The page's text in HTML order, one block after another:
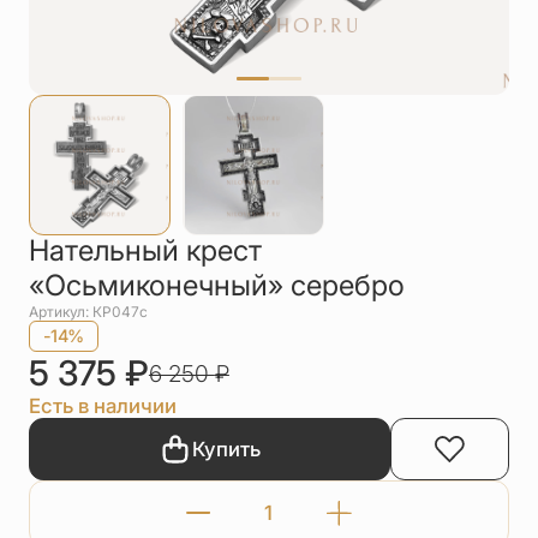
Чётки
Шнурки на
Другое
Нательный крест
«Осьмиконечный» серебро
Артикул: КР047с
-14%
5 375 ₽6 250₽
Есть в наличии
Купить
Количество